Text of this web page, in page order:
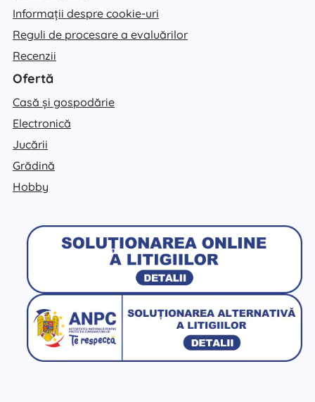
Informații despre cookie-uri
Reguli de procesare a evaluărilor
Recenzii
Ofertă
Casă și gospodărie
Electronică
Jucării
Grădină
Hobby